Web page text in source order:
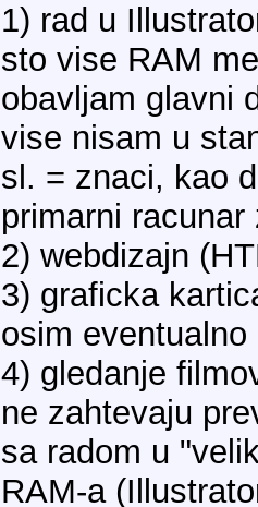
1) rad u
sto vise RAM
obavljam glavni
vise nisam u
sl. = znaci, kao
primarni racunar
2) webdizajn
3) graficka
osim
4) gledanje
ne zahtevaju
sa radom u
RAM-a